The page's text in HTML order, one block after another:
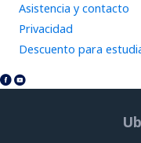
Asistencia y contacto
Privacidad
Descuento para